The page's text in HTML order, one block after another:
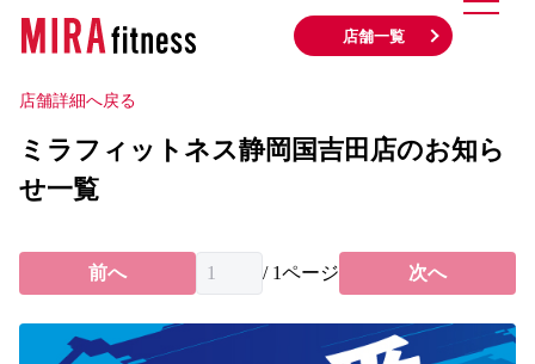
店舗一覧
店舗詳細へ戻る
ミラフィットネス静岡国吉田店のお知ら
せ一覧
前へ / 1ページ 次へ